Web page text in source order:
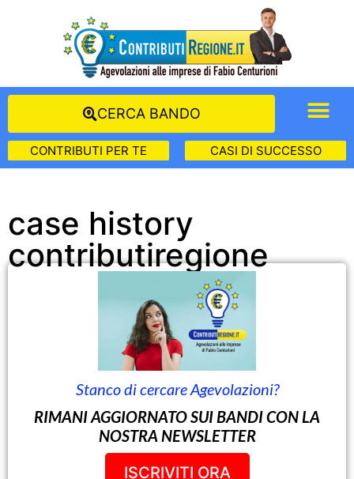
CERCA BANDO
CONTRIBUTI PER TE CASI DI SUCCESSO
case history
contributiregione
Stanco di cercare Agevolazioni?
RIMANI AGGIORNATO SUI BANDI CON LA
NOSTRA NEWSLETTER
ISCRIVITI ORA